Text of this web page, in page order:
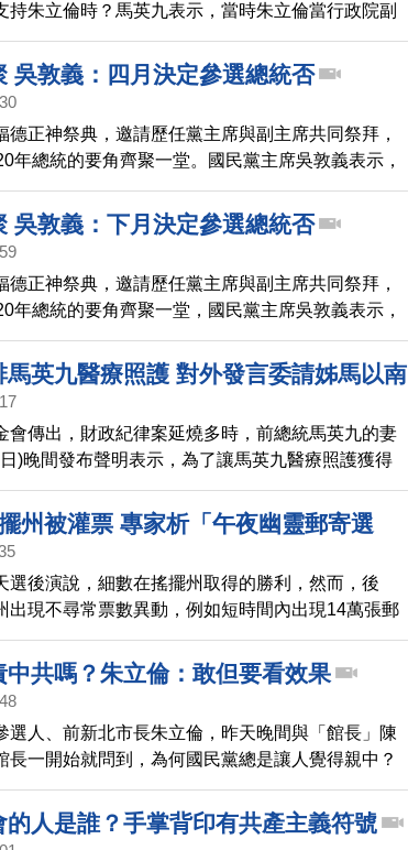
持朱立倫時？馬英九表示，當時朱立倫當行政院副
朱立倫也說，馬英九對他一直都非常支持。
吳敦義：四月決定參選總統否
德正神祭典，邀請歷任黨主席與副主席共同祭拜，
年總統的要角齊聚一堂。國民黨主席吳敦義表示，
初決定是否參選總統，不會修改黨章。
吳敦義：下月決定參選總統否
德正神祭典，邀請歷任黨主席與副主席共同祭拜，
年總統的要角齊聚一堂，國民黨主席吳敦義表示，
初決定是否參選總統，不會修改黨章讓人不用登記
調。
馬英九醫療照護 對外發言委請姊馬以南
會傳出，財政紀律案延燒多時，前總統馬英九的妻
)晚間發布聲明表示，為了讓馬英九醫療照護獲得
言由馬英九的姐姐馬以南為主。馬英九基金會隨即
定，後續安排將依馬英九意見處理。
州被灌票 專家析「午夜幽靈郵寄選
選後演說，細數在搖擺州取得的勝利，然而，後
出現不尋常票數異動，例如短時間內出現14萬張郵
投給拜登。川普週三連發推文指出，在賓州﹑威州
都忽然發現大量拜登選票，並說這「對美國來說，
中共嗎？朱立倫：敢但要看效果
選人、前新北市長朱立倫，昨天晚間與「館長」陳
長一開始就問到，為何國民黨總是讓人覺得親中？
，不論藍綠都應該堅持中華民國，他一定敢嗆中
成什麼效果。
的人是誰？手掌背印有共產主義符號